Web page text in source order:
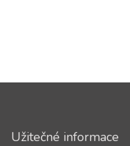
Užitečné informace